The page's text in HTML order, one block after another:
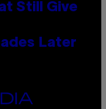
Still Give
Later